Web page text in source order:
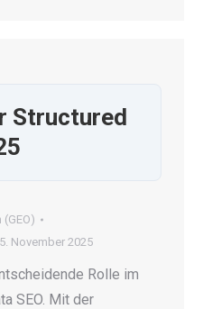
Structured
November 2025
Rolle im
SEO. Mit der